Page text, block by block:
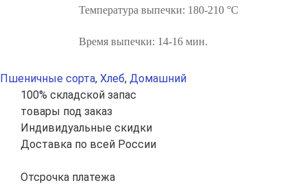
Температура выпечки: 180-210 °С
Время выпечки: 14-16 мин.
Пшеничные сорта, Хлеб, Домашний
100% складской запас
товары под заказ
Индивидуальные скидки
Доставка по всей России
Отсрочка платежа